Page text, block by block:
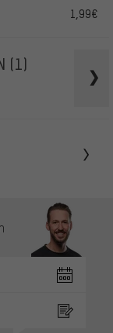
1,99€
(1)